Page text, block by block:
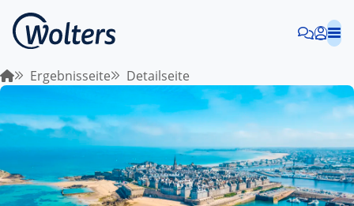
Ergebnisseite Detailseite